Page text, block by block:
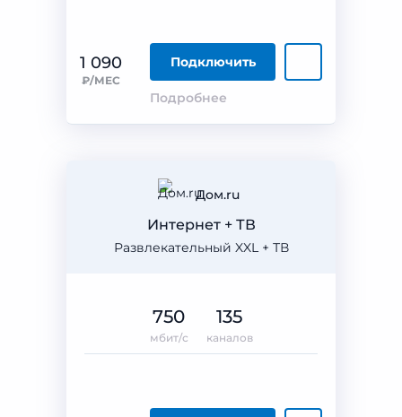
1 090
₽/МЕС
Подключить
Подробнее
Дом.ru
Развлекательный XXL + ТВ
Интернет + ТВ
750
мбит/с
135
каналов